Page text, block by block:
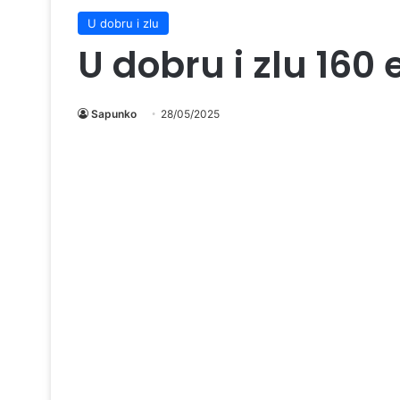
U dobru i zlu
U dobru i zlu 160
Sapunko 28/05/2025